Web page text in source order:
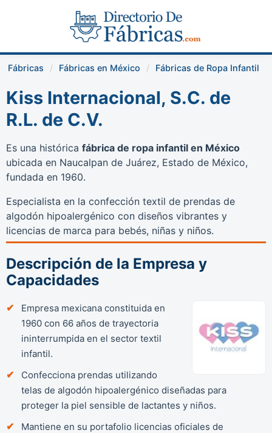
Fábricas Fábricas en México Fábricas de Ropa Infantil
Kiss Internacional, S.C. de
R.L. de C.V.
Es una histórica fábrica de ropa infantil en México
ubicada en Naucalpan de Juárez, Estado de México,
fundada en 1960.
Especialista en la confección textil de prendas de
algodón hipoalergénico con diseños vibrantes y
licencias de marca para bebés, niñas y niños.
Descripción de la Empresa y
Capacidades
Empresa mexicana constituida en
1960 con 66 años de trayectoria
ininterrumpida en el sector textil
infantil.
Confecciona prendas utilizando
telas de algodón hipoalergénico diseñadas para
proteger la piel sensible de lactantes y niños.
Mantiene en su portafolio licencias oficiales de